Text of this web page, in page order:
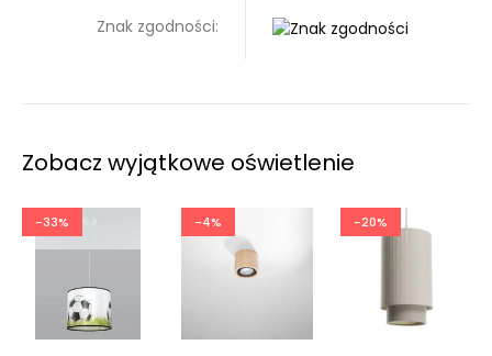
Znak zgodności:
Zobacz wyjątkowe oświetlenie
-33% -4% -20%